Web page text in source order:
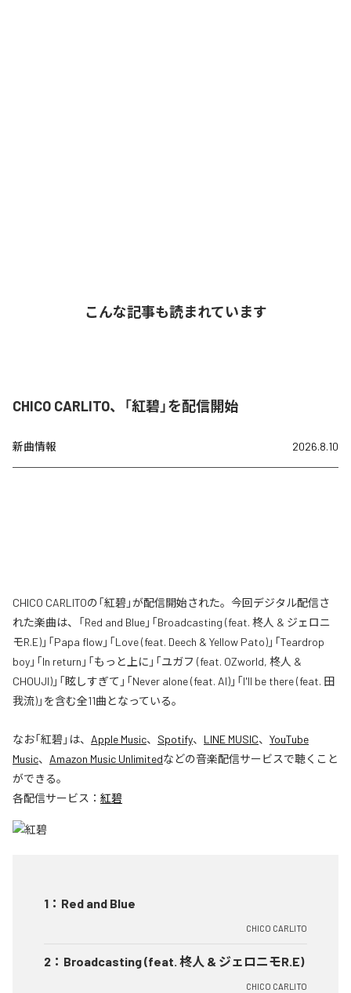
こんな記事も読まれています
CHICO CARLITO、「紅碧」を配信開始
新曲情報 2026.8.10
CHICO CARLITOの「紅碧」が配信開始された。今回デジタル配信さ
れた楽曲は、「Red and Blue」「Broadcasting (feat. 柊人 & ジェロニ
モR.E)」「Papa flow」「Love (feat. Deech & Yellow Pato)」「Teardrop
boy」「In return」「もっと上に」「ユガフ (feat. OZworld, 柊人 &
CHOUJI)」「眩しすぎて」「Never alone (feat. AI)」「I'll be there (feat. 田
我流)」を含む全11曲となっている。
なお「紅碧」は、 Apple Music、 Spotify、 LINE MUSIC、 YouTube
Music、 Amazon Music Unlimitedなどの音楽配信サービスで聴くこと
ができる。
各配信サービス： 紅碧
1 ： Red and Blue
CHICO CARLITO
2 ： Broadcasting (feat. 柊人 & ジェロニモR.E)
CHICO CARLITO